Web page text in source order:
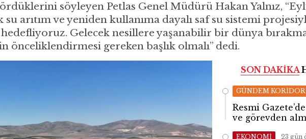
söyleyen Petlas Genel Müdürü Hakan Yalnız,
su arıtım ve yeniden kullanıma dayalı saf su sistemi
Gelecek nesillere yaşanabilir bir dünya
gereken başlık olmalı” dedi.
SON DAKİKA
GÜNDEM
Resmi
ve görevden
EKONOMİ 23 gün